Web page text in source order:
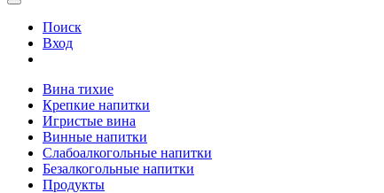
Поиск
Вход
Вина тихие
Крепкие напитки
Игристые вина
Винные напитки
Слабоалкогольные напитки
Безалкогольные напитки
Продукты